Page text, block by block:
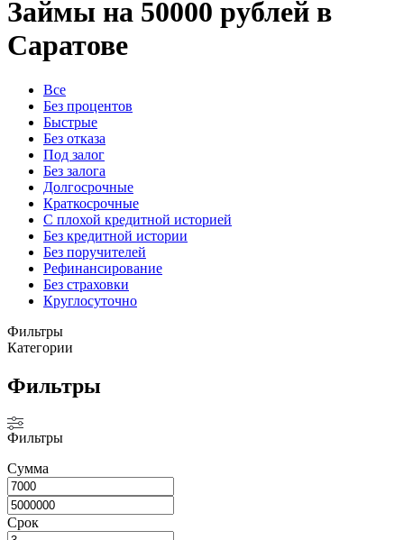
Займы на 50000 рублей в
Саратове
Все
Без процентов
Быстрые
Без отказа
Под залог
Без залога
Долгосрочные
Краткосрочные
С плохой кредитной историей
Без кредитной истории
Без поручителей
Рефинансирование
Без страховки
Круглосуточно
Фильтры
Категории
Фильтры
Фильтры
Сумма
Срок